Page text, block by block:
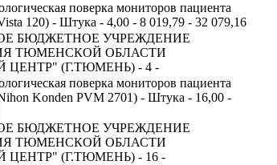
поверка мониторов пациента
120) - Штука - 4,00 - 8 019,79 - 32 079,16
БЮДЖЕТНОЕ УЧРЕЖДЕНИЕ
ТЮМЕНСКОЙ ОБЛАСТИ
(Г.ТЮМЕНЬ) - 4 -
поверка мониторов пациента
Konden PVM 2701) - Штука - 16,00 -
БЮДЖЕТНОЕ УЧРЕЖДЕНИЕ
ТЮМЕНСКОЙ ОБЛАСТИ
(Г.ТЮМЕНЬ) - 16 -